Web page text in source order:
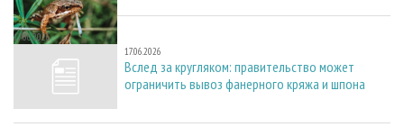
17.06.2026
17.06.2026
Вслед за кругляком: правительство может
ограничить вывоз фанерного кряжа и шпона